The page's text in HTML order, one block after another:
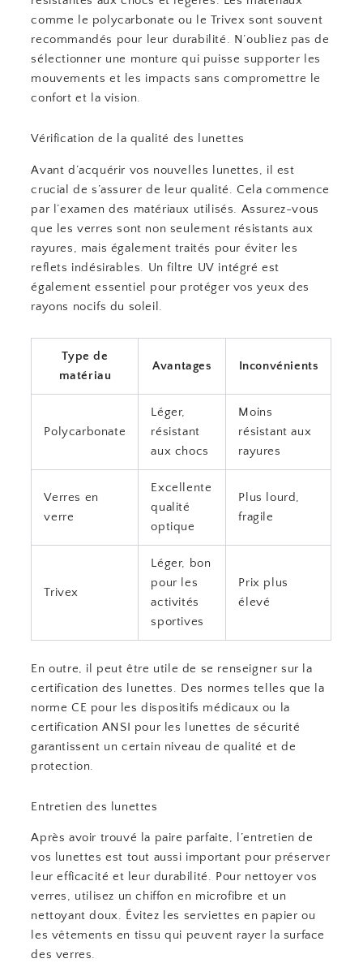
comme le polycarbonate ou le Trivex sont souvent
recommandés pour leur durabilité. N’oubliez pas de
sélectionner une monture qui puisse supporter les
mouvements et les impacts sans compromettre le
confort et la vision.
Vérification de la qualité des lunettes
Avant d’acquérir vos nouvelles lunettes, il est
crucial de s’assurer de leur qualité. Cela commence
par l’examen des matériaux utilisés. Assurez-vous
que les verres sont non seulement résistants aux
rayures, mais également traités pour éviter les
reflets indésirables. Un filtre UV intégré est
également essentiel pour protéger vos yeux des
rayons nocifs du soleil.
Type de
matériau
Avantages Inconvénients
Polycarbonate
Léger,
résistant
aux chocs
Moins
résistant aux
rayures
Verres en
verre
Excellente
qualité
optique
Plus lourd,
fragile
Trivex
Léger, bon
pour les
activités
sportives
Prix plus
élevé
En outre, il peut être utile de se renseigner sur la
certification des lunettes. Des normes telles que la
norme CE pour les dispositifs médicaux ou la
certification ANSI pour les lunettes de sécurité
garantissent un certain niveau de qualité et de
protection.
Entretien des lunettes
Après avoir trouvé la paire parfaite, l’entretien de
vos lunettes est tout aussi important pour préserver
leur efficacité et leur durabilité. Pour nettoyer vos
verres, utilisez un chiffon en microfibre et un
nettoyant doux. Évitez les serviettes en papier ou
les vêtements en tissu qui peuvent rayer la surface
des verres.